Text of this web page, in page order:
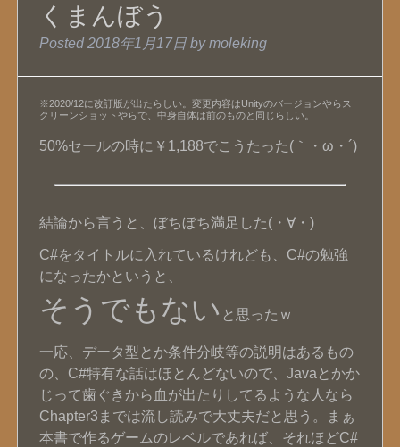
くまんぼう
Posted2018年1月17日 by moleking
※2020/12に改訂版が出たらしい。変更内容はUnityのバージョンやらス
クリーンショットやらで、中身自体は前のものと同じらしい。
50%セールの時に￥1,188でこうたった(｀・ω・´)
結論から言うと、ぼちぼち満足した(・∀・)
C#をタイトルに入れているけれども、C#の勉強
になったかというと、
そうでもない と思ったｗ
一応、データ型とか条件分岐等の説明はあるもの
の、C#特有な話はほとんどないので、Javaとかか
じって歯ぐきから血が出たりしてるような人なら
Chapter3までは流し読みで大丈夫だと思う。まぁ
本書で作るゲームのレベルであれば、それほどC#